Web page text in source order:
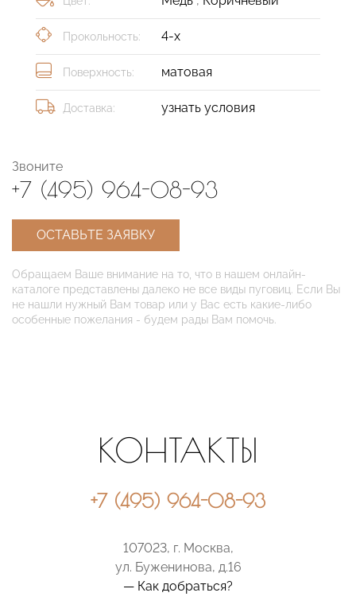
Прокольность: 4-х
Поверхность: матовая
Доставка: узнать условия
Звоните
+7 (495) 964-08-93
ОСТАВЬТЕ ЗАЯВКУ
Обращаем Ваше внимание на то, что в нашем онлайн-
каталоге представлены далеко не все виды пуговиц. Если Вы
не нашли нужный Вам товар или у Вас есть какие-либо
особенные пожелания - будем рады Вам помочь.
КОНТАКТЫ
+7 (495) 964-08-93
107023, г. Москва,
ул. Буженинова, д.16
— Как добраться?